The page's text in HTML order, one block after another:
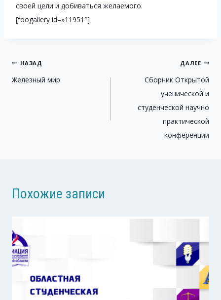
своей цели и добиваться желаемого.
[foogallery id=»11951″]
Навигация
по
НАЗАД
Железный мир
ДАЛЕЕ
Сборник Открытой
ученической и
студенческой научно
практической
конференции
Похожие записи